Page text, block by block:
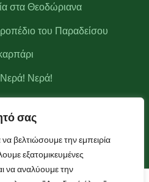
σας
βελτιώσουμε την εμπειρία
εξατομικευμένες
να αναλύουμε την
στα Θεοδώριανα
του Παραδείσου
Νερά!
Θεοδωριάνων